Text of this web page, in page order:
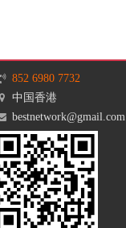
852 6980 7732
中国香港
bestnetwork@gmail.com